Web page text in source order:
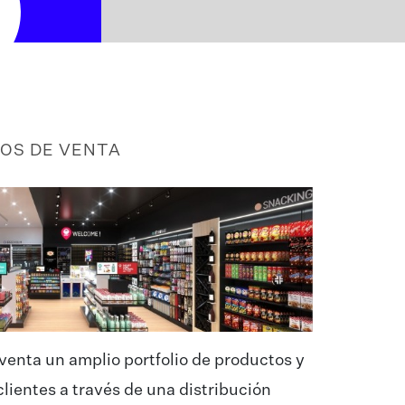
DE VENTA
un amplio portfolio de productos y
a través de una distribución